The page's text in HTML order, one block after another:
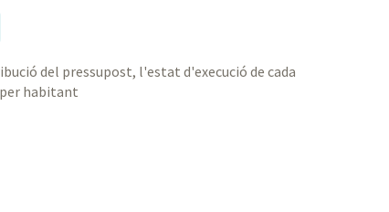
del pressupost, l'estat d'execució de cada
habitant